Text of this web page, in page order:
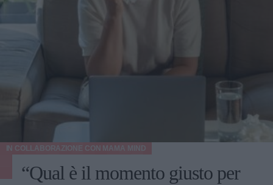
“Qual è il momento giusto per
IN COLLABORAZIONE CON MAMA MIND